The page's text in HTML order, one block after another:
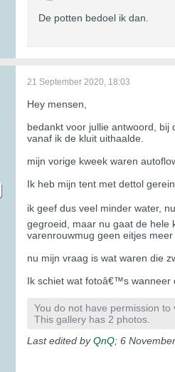
De potten bedoel ik dan.
21 September 2020, 18:03
Hey mensen,
bedankt voor jullie antwoord,
vanaf ik de kluit uithaalde.
mijn vorige kweek waren
Ik heb mijn tent met dettol
ik geef dus veel minder water,
gegroeid, maar nu gaat de hele
varenrouwmug geen eitjes meer
nu mijn vraag is wat waren die
Ik schiet wat fotoâ€™s wanneer
You do not have permission to
This gallery has 2 photos.
Last edited byQnQ; 6